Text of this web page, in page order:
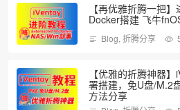
【再优雅折腾一把
Docker搭建 飞牛
Blog, 折腾分享
【优雅的折腾神器
署搭建，免U盘/M.2
方法分享